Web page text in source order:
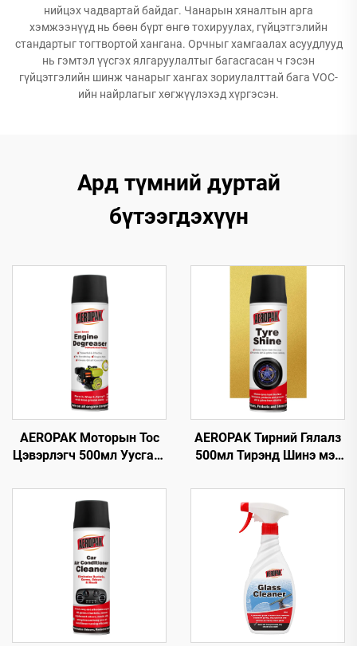
нийцэх чадвартай байдаг. Чанарын хяналтын арга
хэмжээнүүд нь бөөн бүрт өнгө тохируулах, гүйцэтгэлийн
стандартыг тогтвортой хангана. Орчныг хамгаалах асуудлууд
нь гэмтэл үүсгэх ялгаруулалтыг багасгасан ч гэсэн
гүйцэтгэлийн шинж чанарыг хангах зориулалттай бага VOC-
ийн найрлагыг хөгжүүлэхэд хүргэсэн.
Ард түмний дуртай
бүтээгдэхүүн
AEROPAK Моторын Тос
Цэвэрлэгч 500мл Уусгагч
Цэвэрлэгч Тос Цэвэрлэх
Хэрэгсэл
AEROPAK Тирний Гялалз
500мл Тирэнд Шинэ мэт
Тирний Анивч